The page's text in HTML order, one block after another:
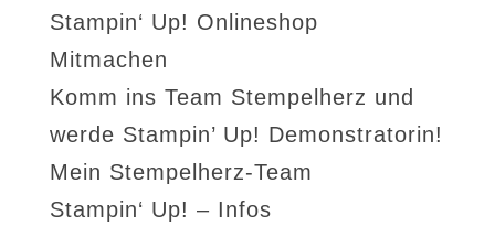
Stampin‘ Up! Onlineshop
Mitmachen
Komm ins Team Stempelherz und
werde Stampin’ Up! Demonstratorin!
Mein Stempelherz-Team
Stampin‘ Up! – Infos